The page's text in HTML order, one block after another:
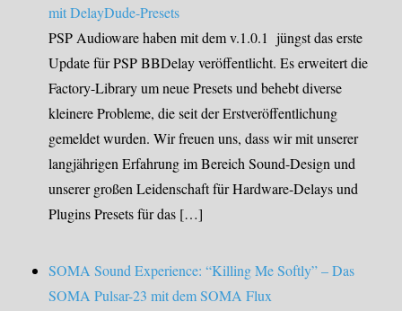
mit DelayDude-Presets
PSP Audioware haben mit dem v.1.0.1 jüngst das erste
Update für PSP BBDelay veröffentlicht. Es erweitert die
Factory-Library um neue Presets und behebt diverse
kleinere Probleme, die seit der Erstveröffentlichung
gemeldet wurden. Wir freuen uns, dass wir mit unserer
langjährigen Erfahrung im Bereich Sound-Design und
unserer großen Leidenschaft für Hardware-Delays und
Plugins Presets für das […]
SOMA Sound Experience: “Killing Me Softly” – Das
SOMA Pulsar-23 mit dem SOMA Flux